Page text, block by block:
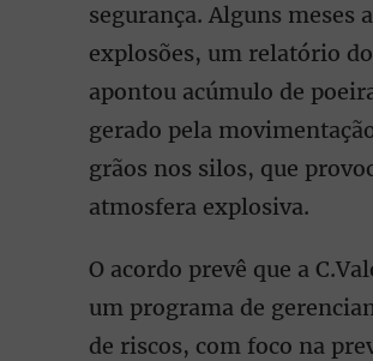
segurança. Alguns meses
explosões, um relatório
apontou acúmulo de
gerado pela
grãos nos silos, que
atmosfera explosiva.
O acordo prevê que a
um programa de
de riscos, com foco na